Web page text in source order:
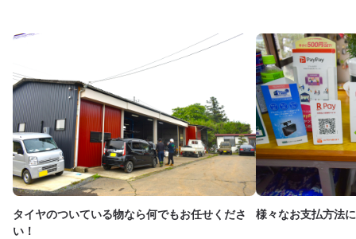
タイヤのついている物なら何でもお任せくださ
い！
様々なお支払方法